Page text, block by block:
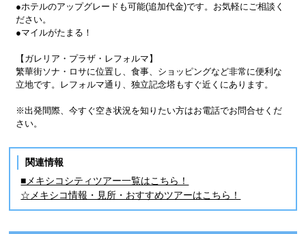
●ホテルのアップグレードも可能(追加代金)です。お気軽にご相談く
ださい。
●マイルがたまる！
【ガレリア・プラザ・レフォルマ】
繁華街ソナ・ロサに位置し、食事、ショッピングなど非常に便利な
立地です。レフォルマ通り、独立記念塔もすぐ近くにあります。
※出発間際、今すぐ空き状況を知りたい方はお電話でお問合せくだ
さい。
関連情報
■メキシコシティツアー一覧はこちら！
☆メキシコ情報・見所・おすすめツアーはこちら！